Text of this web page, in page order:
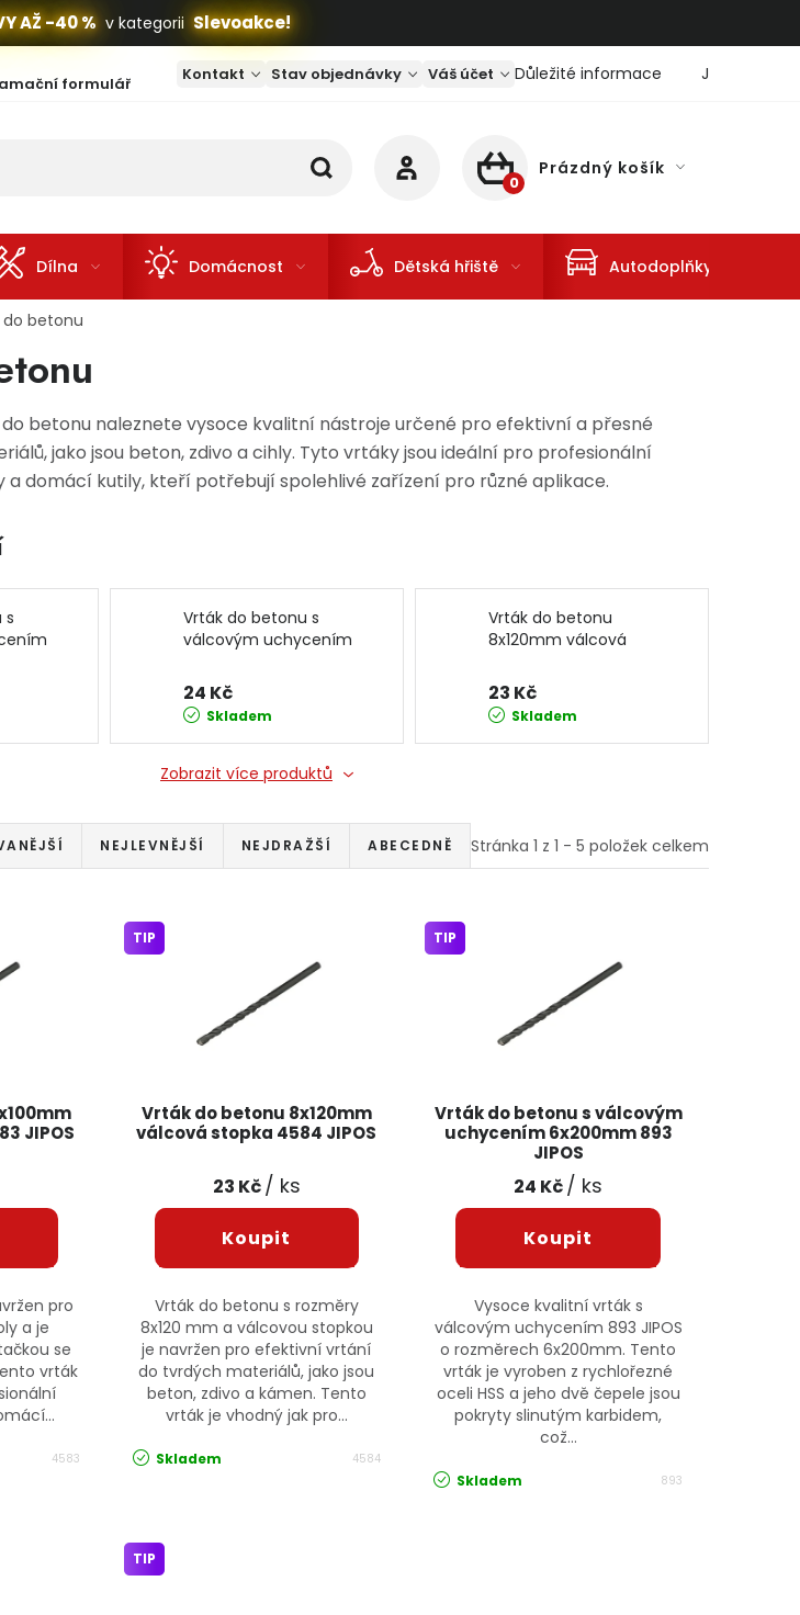
AŽ -40 % v kategorii Slevoakce!
formulář Kontakt Stav objednávky Váš účet Důležité informace Jaký je
NÁKUPNÍ KOŠÍK
Prázdný košík
Dílna Domácnost Dětská hřiště Autodoplňky
do betonu
betonu naleznete vysoce kvalitní nástroje určené pro efektivní a přesné
jako jsou beton, zdivo a cihly. Tyto vrtáky jsou ideální pro profesionální
domácí kutily, kteří potřebují spolehlivé zařízení pro různé aplikace.
s
Vrták do betonu s
válcovým uchycením
24 Kč
Skladem
Vrták do betonu
8x120mm válcová
23 Kč
Skladem
Zobrazit více produktů
Stránka 1 z 1 - 5 položek celkem
produktůNEJLEVNĚJŠÍ NEJDRAŽŠÍ ABECEDNĚ
JIPOS
pro
a je
se
vrták
4583
Vrták do betonu 8x120mm
válcová stopka 4584 JIPOS
TIP
23 Kč/ ks
Vrták do betonu s rozměry
8x120 mm a válcovou stopkou
je navržen pro efektivní vrtání
do tvrdých materiálů, jako jsou
beton, zdivo a kámen. Tento
vrták je vhodný jak pro...
Skladem 4584
Vrták do betonu s válcovým
uchycením 6x200mm 893
JIPOS
TIP
24 Kč/ ks
Vysoce kvalitní vrták s
válcovým uchycením 893 JIPOS
o rozměrech 6x200mm. Tento
vrták je vyroben z rychlořezné
oceli HSS a jeho dvě čepele jsou
pokryty slinutým karbidem,
což...
Skladem 893
TIP